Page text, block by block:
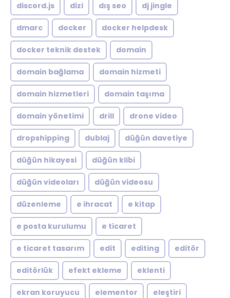
discord.js dizi dış seo dj jingle
dmarc docker docker helpdesk
docker teknik destek domain
domain bağlama domain hizmeti
domain hizmetleri domain taşıma
domain yönetimi drill drone video
dropshipping dublaj düğün davetiye
düğün hikayesi düğün klibi
düğün videoları düğün videosu
düzenleme e ihracat e kitap
e posta kurulumu e ticaret
e ticaret tasarım edit editing editör
editörlük efekt ekleme eklenti
ekran koruyucu elementor eleştiri